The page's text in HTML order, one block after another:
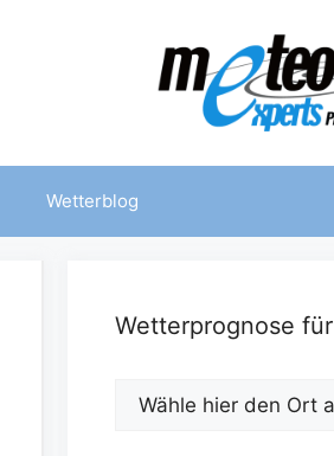
Wetterblog
Wetterprognose für